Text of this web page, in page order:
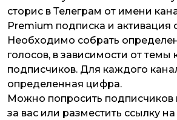
сторис в Телеграм от имени
Premium подписка и активация
Необходимо собрать
голосов, в зависимости от темы
подписчиков. Для каждого
определенная цифра.
Можно попросить подписчиков
за вас или разместить ссылку